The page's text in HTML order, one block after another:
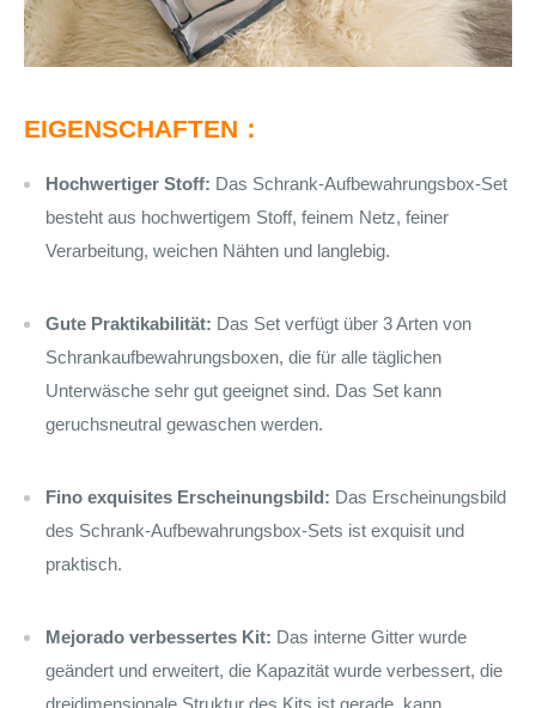
EIGENSCHAFTEN：
Hochwertiger Stoff: Das Schrank-Aufbewahrungsbox-Set
besteht aus hochwertigem Stoff, feinem Netz, feiner
Verarbeitung, weichen Nähten und langlebig.
Gute Praktikabilität: Das Set verfügt über 3 Arten von
Schrankaufbewahrungsboxen, die für alle täglichen
Unterwäsche sehr gut geeignet sind. Das Set kann
geruchsneutral gewaschen werden.
Fino exquisites Erscheinungsbild: Das Erscheinungsbild
des Schrank-Aufbewahrungsbox-Sets ist exquisit und
praktisch.
Mejorado verbessertes Kit: Das interne Gitter wurde
geändert und erweitert, die Kapazität wurde verbessert, die